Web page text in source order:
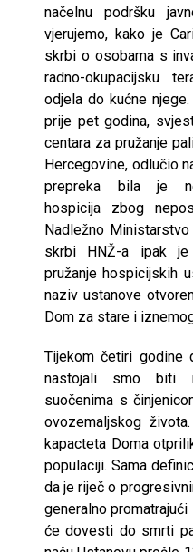
načelnu podršku
vjerujemo, kako je
skrbi o osobama s
radno-okupacijsku
odjela do kućne
prije pet godina,
centara za pružanje
Hercegovine, odlučio
prepreka bila je
hospicija zbog
Nadležno
skrbi HNŽ-a ipak
pružanje hospicijskih
naziv ustanove
Dom za stare i
Tijekom četiri godine
nastojali smo biti
suočenima s
ovozemaljskog
kapacteta Doma
populaciji. Sama
da je riječ o
generalno
će dovesti do smrti